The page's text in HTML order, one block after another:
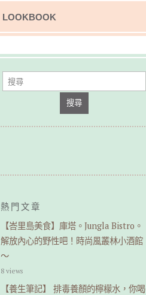
LOOKBOOK
搜尋
熱門文章
【峇里島美食】庫塔。Jungla Bistro。
解放內心的野性吧！時尚風叢林小酒館
～
8 views
【養生筆記】 排毒養顏的檸檬水，你喝